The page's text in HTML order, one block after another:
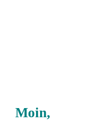
Moin,